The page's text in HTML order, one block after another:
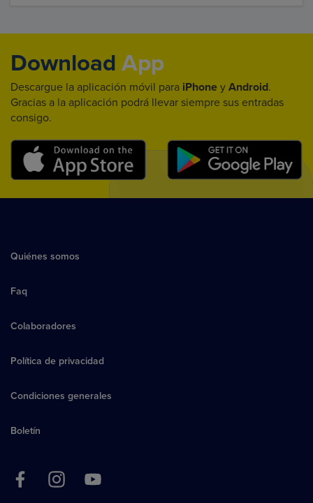
Download App
Descargue la aplicación móvil para iPhone y Android.
Gracias a la aplicación podrá llevar siempre sus entradas
consigo.
Quiénes somos
Faq
Colaboradores
Política de privacidad
Condiciones generales
Boletín